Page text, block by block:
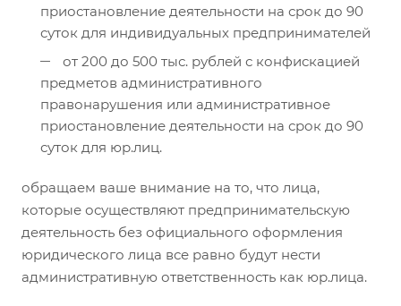
приостановление деятельности на срок до 90
суток для индивидуальных предпринимателей
от 200 до 500 тыс. рублей с конфискацией
предметов административного
правонарушения или административное
приостановление деятельности на срок до 90
суток для юр.лиц.
обращаем ваше внимание на то, что лица,
которые осуществляют предпринимательскую
деятельность без официального оформления
юридического лица все равно будут нести
административную ответственность как юр.лица.